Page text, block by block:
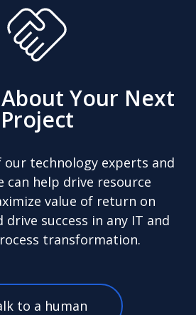
a lacuna entre o
de serviço de campo e o
recursos empresariais,
um retrato
Your Next
Project
our technology experts and
can help drive resource
value of return on
success in any IT and
transformation.
to a human